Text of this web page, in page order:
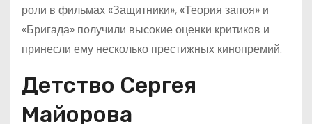
роли в фильмах «Защитники», «Теория запоя» и
«Бригада» получили высокие оценки критиков и
принесли ему несколько престижных кинопремий.
Детство Сергея
Майорова